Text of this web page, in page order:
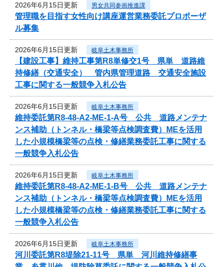
2026年6月15日更新 男女共同参画推進課
管理職を目指す女性向け講座運営業務委託プロポーザ
ル募集
2026年6月15日更新 岐阜土木事務所
【建設工事】維持工事第R8単修交1号 県単 道路維
持修繕（交通安全） 管内県管理道路 交通安全施設
工事に関する一般競争入札公告
2026年6月15日更新 岐阜土木事務所
維持委託第R8-48-A2-ME-1-A号 公共 道路メンテナ
ンス補助（トンネル・橋梁等点検調査費）MEを活用
した小規模橋梁等の点検・修繕業務委託工事に関する
一般競争入札公告
2026年6月15日更新 岐阜土木事務所
維持委託第R8-48-A2-ME-1-B号 公共 道路メンテナ
ンス補助（トンネル・橋梁等点検調査費）MEを活用
した小規模橋梁等の点検・修繕業務委託工事に関する
一般競争入札公告
2026年6月15日更新 岐阜土木事務所
河川委託第R8堤除21-11号 県単 河川維持修繕事